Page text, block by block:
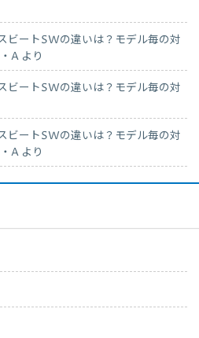
ビートSWの違いは？モデル毎の対
A より
ビートSWの違いは？モデル毎の対
ビートSWの違いは？モデル毎の対
A より